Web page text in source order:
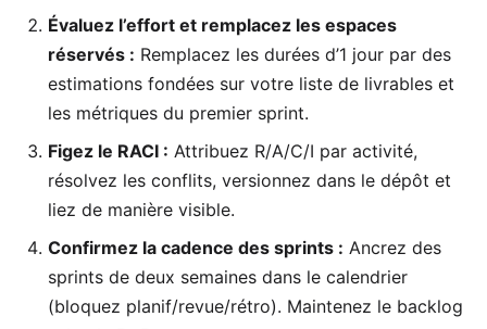
Évaluez l’effort et remplacez les espaces
réservés : Remplacez les durées d’1 jour par des
estimations fondées sur votre liste de livrables et
les métriques du premier sprint.
Figez le RACI : Attribuez R/A/C/I par activité,
résolvez les conflits, versionnez dans le dépôt et
liez de manière visible.
Confirmez la cadence des sprints : Ancrez des
sprints de deux semaines dans le calendrier
(bloquez planif/revue/rétro). Maintenez le backlog